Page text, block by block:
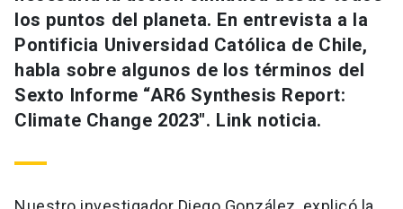
los puntos del planeta. En entrevista a la
Pontificia Universidad Católica de Chile,
habla sobre algunos de los términos del
Sexto Informe “AR6 Synthesis Report:
Climate Change 2023″. Link noticia.